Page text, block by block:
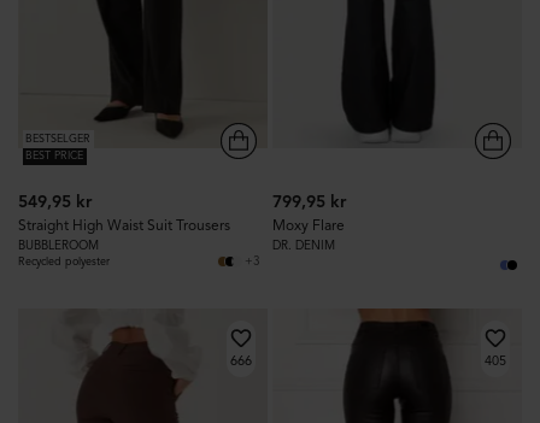
BESTSELGER
BEST PRICE
549,95 kr
Straight High Waist Suit Trousers
BUBBLEROOM
Recycled polyester +3
799,95 kr
Moxy Flare
DR. DENIM
666 405